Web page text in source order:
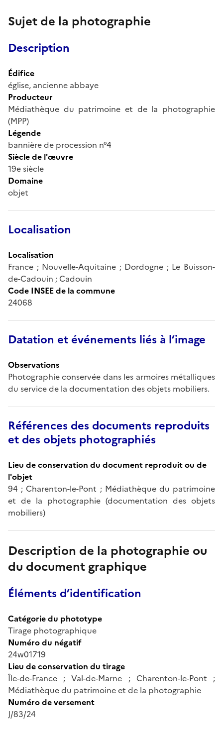
Sujet de la photographie
Description
Édifice
église, ancienne abbaye
Producteur
Médiathèque du patrimoine et de la photographie
(MPP)
Légende
bannière de procession n°4
Siècle de l'œuvre
19e siècle
Domaine
objet
Localisation
Localisation
France ; Nouvelle-Aquitaine ; Dordogne ; Le Buisson-
de-Cadouin ; Cadouin
Code INSEE de la commune
24068
Datation et événements liés à l’image
Observations
Photographie conservée dans les armoires métalliques
du service de la documentation des objets mobiliers.
Références des documents reproduits
et des objets photographiés
Lieu de conservation du document reproduit ou de
l'objet
94 ; Charenton-le-Pont ; Médiathèque du patrimoine
et de la photographie (documentation des objets
mobiliers)
Description de la photographie ou
du document graphique
Éléments d’identification
Catégorie du phototype
Tirage photographique
Numéro du négatif
24w01719
Lieu de conservation du tirage
Île-de-France ; Val-de-Marne ; Charenton-le-Pont ;
Médiathèque du patrimoine et de la photographie
Numéro de versement
J/83/24